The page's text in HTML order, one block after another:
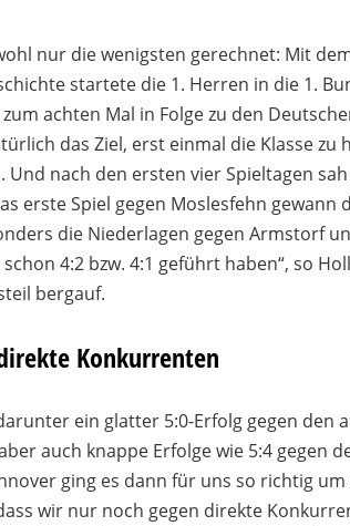
nur die wenigsten gerechnet: Mit
startete die 1. Herren in die 1.
achten Mal in Folge zu den
das Ziel, erst einmal die Klasse zu
nach den ersten vier Spieltagen
erste Spiel gegen Moslesfehn gewann
die Niederlagen gegen Armstorf
4:2 bzw. 4:1 geführt haben“, so
bergauf.
Konkurrenten
ein glatter 5:0-Erfolg gegen den
auch knappe Erfolge wie 5:4 gegen
ging es dann für uns so richtig
wir nur noch gegen direkte